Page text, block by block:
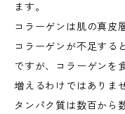
ます。
コラーゲンは肌の真皮
コラーゲンが不足する
ですが、コラーゲンを
増えるわけではありま
タンパク質は数百から